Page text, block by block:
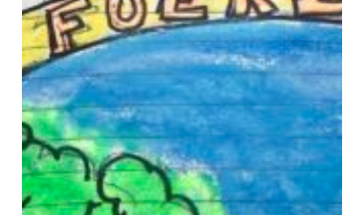
DE
BOMBA